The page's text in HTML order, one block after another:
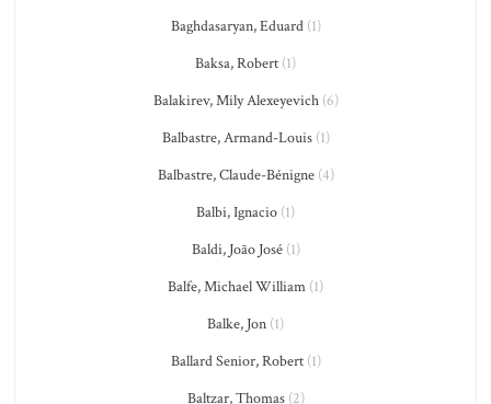
Baghdasaryan, Eduard(1)
Baksa, Robert (1)
Balakirev, Mily Alexeyevich(6)
Balbastre, Armand-Louis(1)
Balbastre, Claude-Bénigne(4)
Balbi, Ignacio (1)
Baldi, João José(1)
Balfe, Michael William (1)
Balke, Jon (1)
Ballard Senior, Robert(1)
Baltzar, Thomas(2)